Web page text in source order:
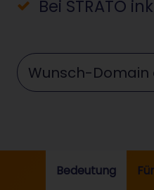
Bei STRATO
Wunschdomain eingeben
Bedeutung